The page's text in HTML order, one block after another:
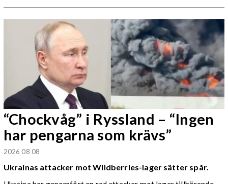
“Chockvåg” i Ryssland – “Ingen
har pengarna som krävs”
2026 08 08
Ukrainas attacker mot Wildberries-lager sätter spår.